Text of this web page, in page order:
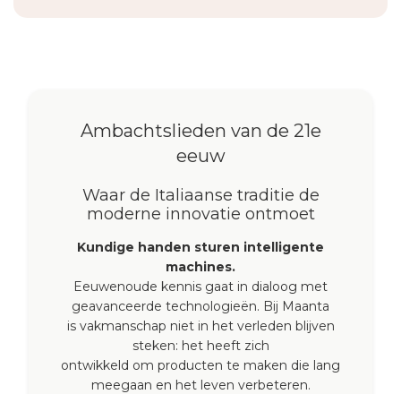
Ambachtslieden van de 21e
eeuw
Waar de Italiaanse traditie de
moderne innovatie ontmoet
Kundige handen sturen intelligente
machines.
Eeuwenoude kennis gaat in dialoog met
geavanceerde technologieën. Bij Maanta
is vakmanschap niet in het verleden blijven
steken: het heeft zich
ontwikkeld om producten te maken die lang
meegaan en het leven verbeteren.